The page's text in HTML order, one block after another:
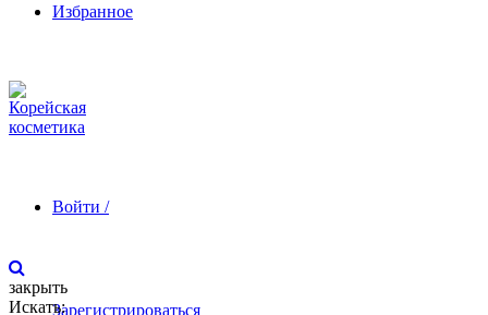
Избранное
Войти /
Зарегистрироваться
закрыть
Искать: